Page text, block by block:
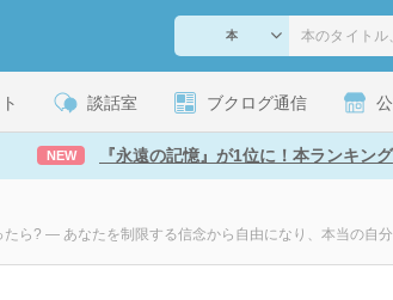
談話室 ブクログ通信
NEW 『永遠の記憶』が1位に！本ランキング
たら? ― あなたを制限する信念から自由になり、本当の自